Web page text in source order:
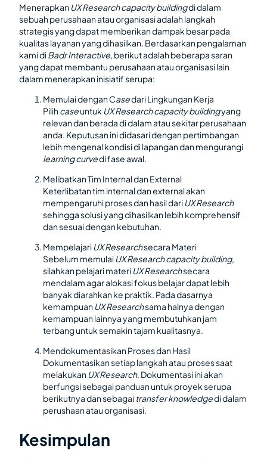
Menerapkan UX Research capacity buildingdi dalam
sebuah perusahaan atau organisasi adalah langkah
strategis yang dapat memberikan dampak besar pada
kualitas layanan yang dihasilkan. Berdasarkan pengalaman
kami diBadr Interactive, berikut adalah beberapa saran
yang dapat membantu perusahaan atau organisasi lain
dalam menerapkan inisiatif serupa:
Memulai dengan Casedari Lingkungan Kerja
Pilihcaseuntuk UX Research capacity buildingyang
relevan dan berada di dalam atau sekitar perusahaan
anda. Keputusan ini didasari dengan pertimbangan
lebih mengenal kondisi di lapangan dan mengurangi
learning curvedi fase awal.
Melibatkan Tim Internal dan External
Keterlibatan tim internal dan external akan
mempengaruhi proses dan hasil dari UX Research
sehingga solusi yang dihasilkan lebih komprehensif
dan sesuai dengan kebutuhan.
Mempelajari UX Researchsecara Materi
Sebelum memulai UX Research capacity building,
silahkan pelajari materi UX Researchsecara
mendalam agar alokasi fokus belajar dapat lebih
banyak diarahkan ke praktik. Pada dasarnya
kemampuan UX Researchsama halnya dengan
kemampuan lainnya yang membutuhkan jam
terbang untuk semakin tajam kualitasnya.
Mendokumentasikan Proses dan Hasil
Dokumentasikan setiap langkah atau proses saat
melakukan UX Research. Dokumentasi ini akan
berfungsi sebagai panduan untuk proyek serupa
berikutnya dan sebagai transfer knowledgedi dalam
perushaan atau organisasi.
Kesimpulan